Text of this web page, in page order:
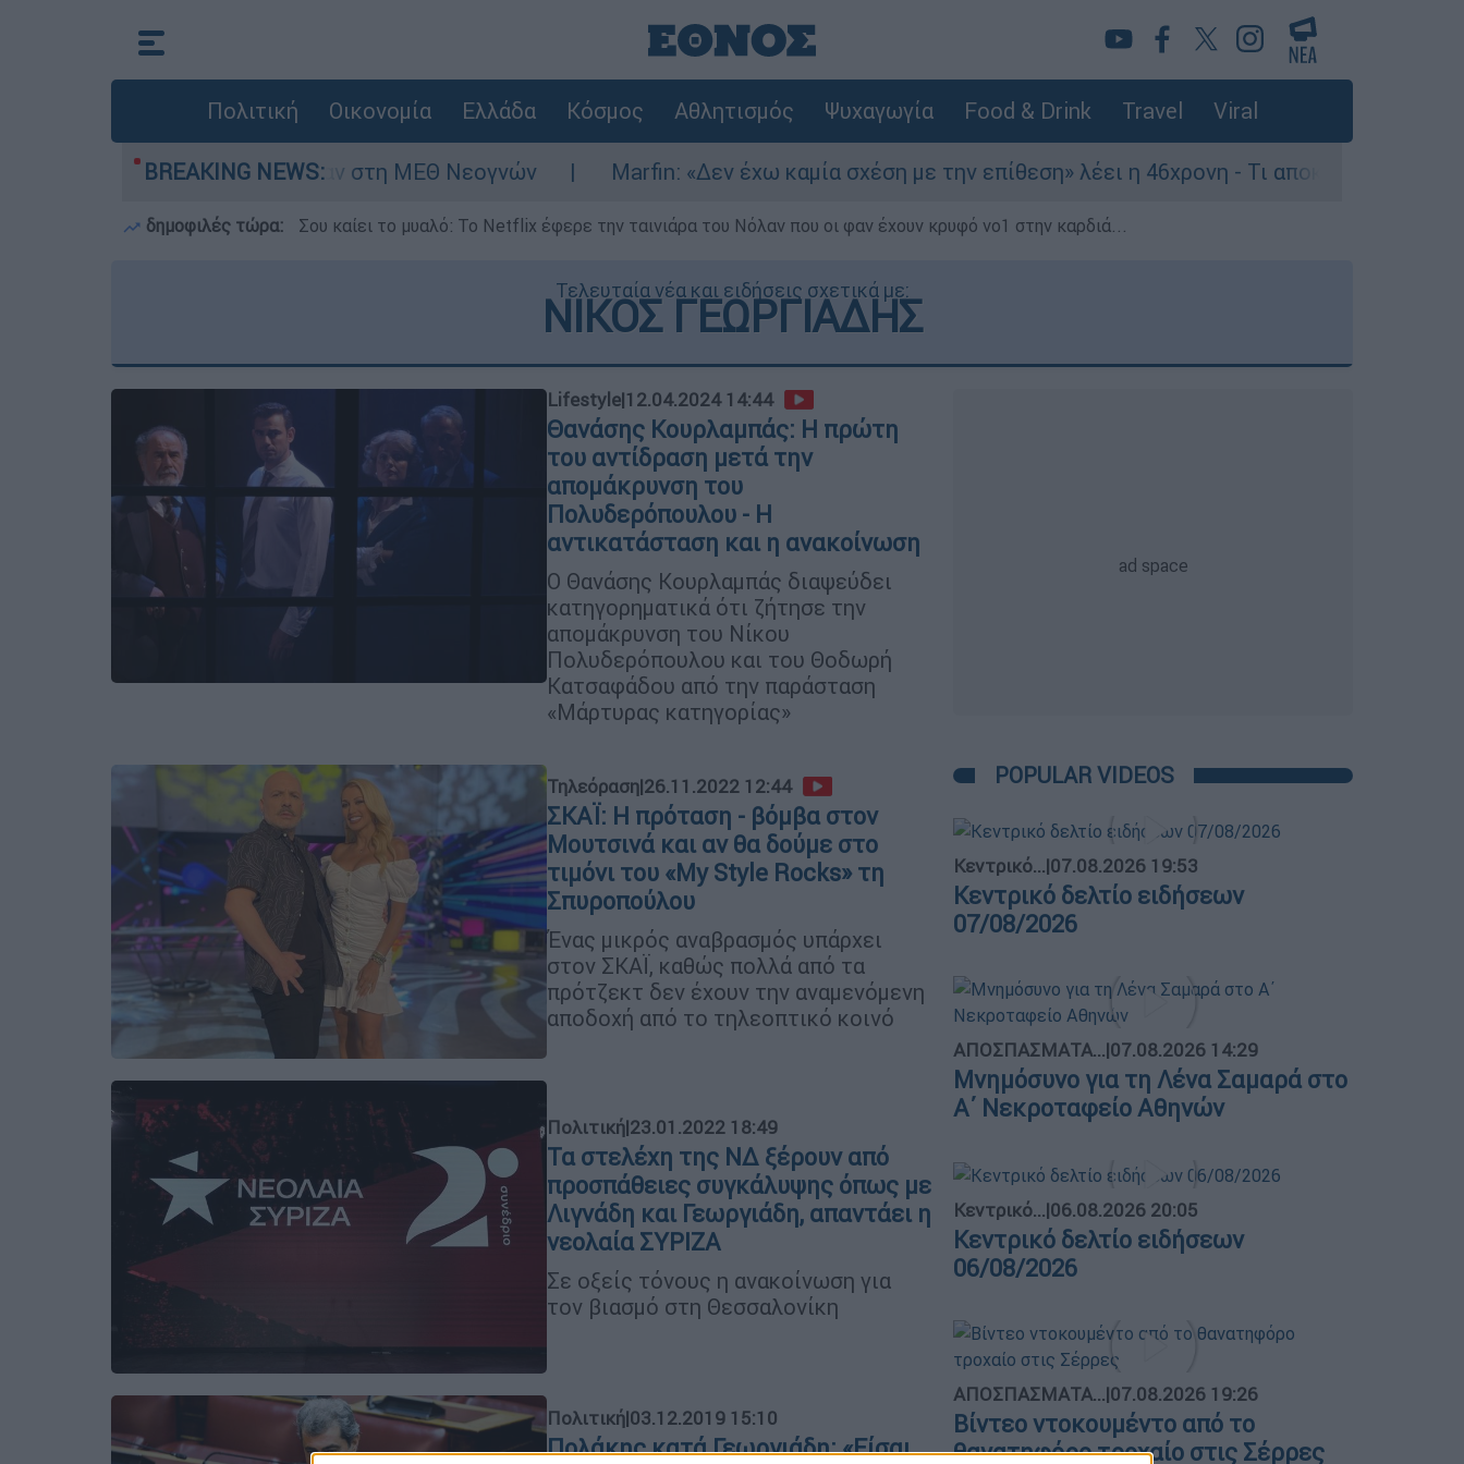
Πολιτική Οικονομία Ελλάδα Κόσμος Αθλητισμός Ψυχαγωγία Food & Drink Travel Viral
BREAKING NEWS:
- Νοσηλευόταν στη ΜΕΘ Νεογνών Marfin: «Δεν έχω καμία σχέση με την επίθεση» λέει η 46χρονη - Τι αποκάλυψε στους αστυνομικούς
δημοφιλές τώρα: Σου καίει το μυαλό: Το Netflix έφερε την ταινιάρα του Νόλαν που οι φαν έχουν κρυφό νο1 στην καρδιά...
Τελευταία νέα και ειδήσεις σχετικά με:
ΝΙΚΟΣ ΓΕΩΡΓΙΑΔΗΣ
Lifestyle|12.04.2024 14:44
Θανάσης Κουρλαμπάς: Η πρώτη
του αντίδραση μετά την
απομάκρυνση του
Πολυδερόπουλου - Η
αντικατάσταση και η ανακοίνωση
Ο Θανάσης Κουρλαμπάς διαψεύδει
κατηγορηματικά ότι ζήτησε την
απομάκρυνση του Νίκου
Πολυδερόπουλου και του Θοδωρή
Κατσαφάδου από την παράσταση
«Μάρτυρας κατηγορίας»
Τηλεόραση|26.11.2022 12:44
ΣΚΑΪ: Η πρόταση - βόμβα στον
Μουτσινά και αν θα δούμε στο
τιμόνι του «My Style Rocks» τη
Σπυροπούλου
Ένας μικρός αναβρασμός υπάρχει
στον ΣΚΑΪ, καθώς πολλά από τα
πρότζεκτ δεν έχουν την αναμενόμενη
αποδοχή από το τηλεοπτικό κοινό
Πολιτική|23.01.2022 18:49
Τα στελέχη της ΝΔ ξέρουν από
προσπάθειες συγκάλυψης όπως με
Λιγνάδη και Γεωργιάδη, απαντάει η
νεολαία ΣΥΡΙΖΑ
Σε οξείς τόνους η ανακοίνωση για
τον βιασμό στη Θεσσαλονίκη
Πολιτική|03.12.2019 15:10
Πολάκης κατά Γεωργιάδη: «Είσαι
POPULAR VIDEOS
Κεντρικό...|07.08.2026 19:53
Κεντρικό δελτίο ειδήσεων
07/08/2026
ΑΠΟΣΠΑΣΜΑΤΑ...|07.08.2026 14:29
Μνημόσυνο για τη Λένα Σαμαρά στο
Α΄ Νεκροταφείο Αθηνών
Κεντρικό...|06.08.2026 20:05
Κεντρικό δελτίο ειδήσεων
06/08/2026
ΑΠΟΣΠΑΣΜΑΤΑ...|07.08.2026 19:26
Βίντεο ντοκουμέντο από το
θανατηφόρο τροχαίο στις Σέρρες